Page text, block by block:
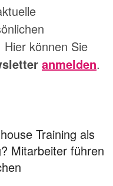
können Sie
anmelden.
Training als
Mitarbeiter führen